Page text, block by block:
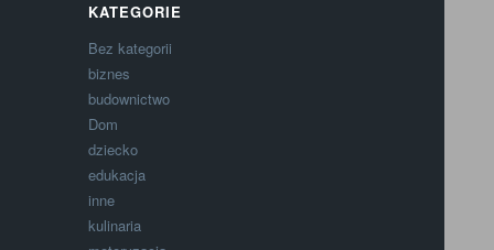
KATEGORIE
Bez kategorii
biznes
budownictwo
Dom
dziecko
edukacja
inne
kulinaria